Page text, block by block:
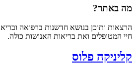
ותוכן בנושא חדשנות ברפואה ובריאות,
ואת בריאות האנושות כולה.
פלוס